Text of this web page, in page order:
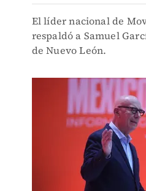
El líder nacional de
respaldó a Samuel
de Nuevo León.